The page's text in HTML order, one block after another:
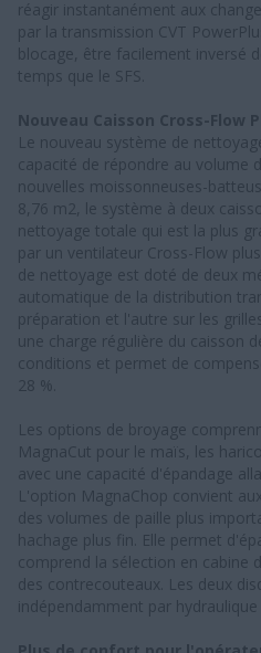
réagir instantanément aux
par la transmission CVT
blocage, être facilement inversé
temps que le SFS.
Nouveau Caisson Cross-Flow
Le nouveau système de
capacité de répondre au volume
nouvelles moissonneuses-
8,76 m2, le système à deux
nettoyage totale qui est la plus
par un ventilateur Cross-Flow
de nettoyage est doté de deux
automatique de la distribution
préparation et l'autre sur les
une charge régulière du caisson
conditions et permet de
28 %.
Les options de broyage
MagnaCut pour le maïs, les
avec une capacité d'épandage
L'option MagnaChop convient
des volumes de paille plus
hachage plus fin. Elle permet
comprend la sélection en cabine
des contrecouteaux. Les deux
indépendamment par